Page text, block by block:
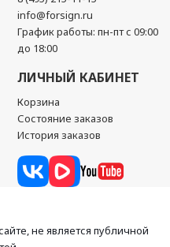
info@forsign.ru
График работы: пн-пт с 09:00
до 18:00
ЛИЧНЫЙ КАБИНЕТ
Корзина
Состояние заказов
История заказов
не является публичной